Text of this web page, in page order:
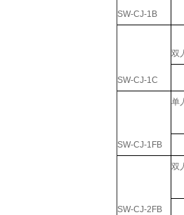
SW-CJ-1B
SW-CJ-1C
双
SW-CJ-1FB
单
SW-CJ-2FB
双